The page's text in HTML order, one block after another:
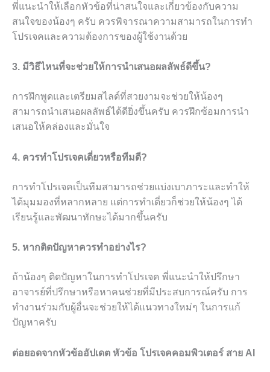
พี่แนะนำให้เลือกหัวข้อที่น่าสนใจและเกี่ยวข้องกับความ
สนใจของน้องๆ ครับ ควรพิจารณาความสามารถในการทำ
โปรเจคและความต้องการของผู้ใช้งานด้วย
3. มีวิธีไหนที่จะช่วยให้การนำเสนอผลลัพธ์ดีขึ้น?
การฝึกพูดและเตรียมสไลด์ที่สวยงามจะช่วยให้น้องๆ
สามารถนำเสนอผลลัพธ์ได้ดียิ่งขึ้นครับ ควรฝึกซ้อมการนำ
เสนอให้คล่องและมั่นใจ
4. ควรทำโปรเจคเดี่ยวหรือทีมดี?
การทำโปรเจคเป็นทีมสามารถช่วยแบ่งเบาภาระและทำให้
ได้มุมมองที่หลากหลาย แต่การทำเดี่ยวก็ช่วยให้น้องๆ ได้
เรียนรู้และพัฒนาทักษะได้มากขึ้นครับ
5. หากติดปัญหาควรทำอย่างไร?
ถ้าน้องๆ ติดปัญหาในการทำโปรเจค พี่แนะนำให้ปรึกษา
อาจารย์ที่ปรึกษาหรือหาคนช่วยที่มีประสบการณ์ครับ การ
ทำงานร่วมกับผู้อื่นจะช่วยให้ได้แนวทางใหม่ๆ ในการแก้
ปัญหาครับ
ต่อยอดจากหัวข้ออัปเดต หัวข้อ โปรเจคคอมพิวเตอร์ สาย AI